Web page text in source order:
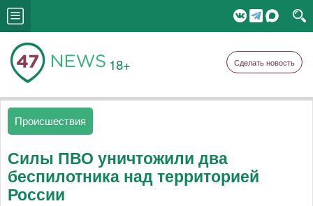
18+ Сделать новость
Происшествия
Силы ПВО уничтожили два
беспилотника над территорией
России